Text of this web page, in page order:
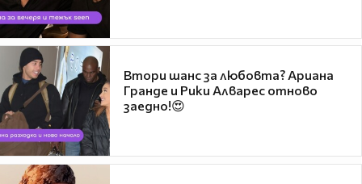
Втори шанс за любовта? Ариана
Гранде и Рики Алварес отново
заедно!😍